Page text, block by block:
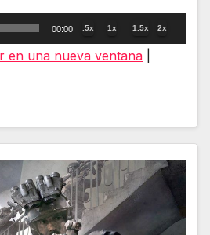
00:00 .5x 1x 1.5x 2x
en una nueva ventana